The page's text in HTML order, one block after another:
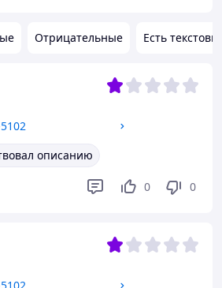
Отрицательные Есть
описанию
0 0